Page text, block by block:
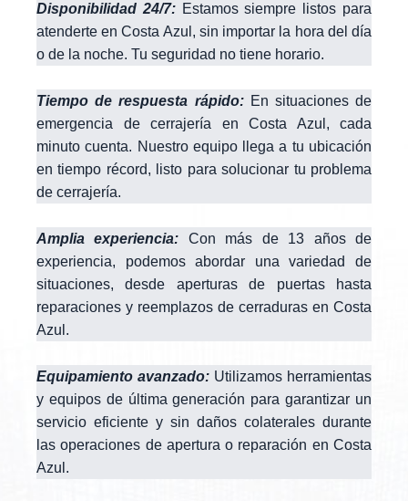
Disponibilidad 24/7:Estamos siempre listos para
atenderte en Costa Azul, sin importar la hora del día
o de la noche. Tu seguridad no tiene horario.
Tiempo de respuesta rápido:En situaciones de
emergencia de cerrajería en Costa Azul, cada
minuto cuenta. Nuestro equipo llega a tu ubicación
en tiempo récord, listo para solucionar tu problema
de cerrajería.
Amplia experiencia: Con más de 13 años de
experiencia, podemos abordar una variedad de
situaciones, desde aperturas de puertas hasta
reparaciones y reemplazos de cerraduras en Costa
Azul.
Equipamiento avanzado: Utilizamos herramientas
y equipos de última generación para garantizar un
servicio eficiente y sin daños colaterales durante
las operaciones de apertura o reparación en Costa
Azul.